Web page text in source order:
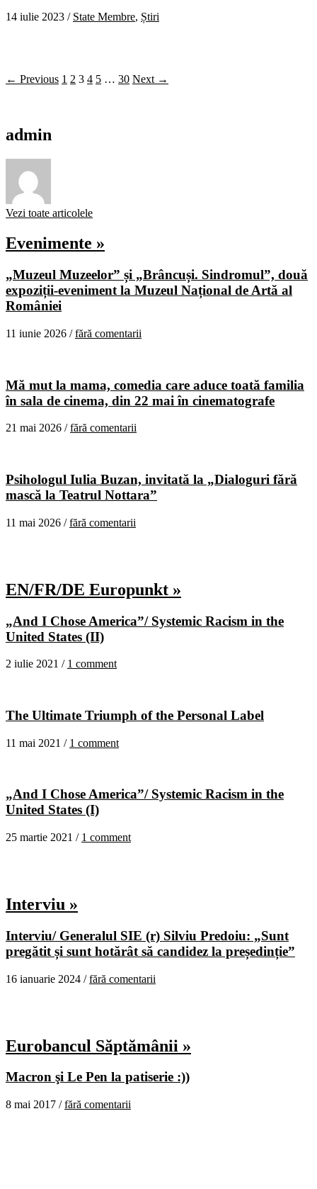
14 iulie 2023 / State Membre, Știri
← Previous 1 2 3 4 5 … 30 Next →
admin
Vezi toate articolele
Evenimente »
„Muzeul Muzeelor” și „Brâncuși. Sindromul”, două
expoziții-eveniment la Muzeul Național de Artă al
României
11 iunie 2026 /fără comentarii
Mă mut la mama, comedia care aduce toată familia
în sala de cinema, din 22 mai în cinematografe
21 mai 2026 /fără comentarii
Psihologul Iulia Buzan, invitată la „Dialoguri fără
mască la Teatrul Nottara”
11 mai 2026 /fără comentarii
EN/FR/DE Europunkt »
„And I Chose America”/ Systemic Racism in the
United States (II)
2 iulie 2021 / 1 comment
The Ultimate Triumph of the Personal Label
11 mai 2021 / 1 comment
„And I Chose America”/ Systemic Racism in the
United States (I)
25 martie 2021 / 1 comment
Interviu »
Interviu/ Generalul SIE (r) Silviu Predoiu: „Sunt
pregătit și sunt hotărât să candidez la președinție”
16 ianuarie 2024 /fără comentarii
Eurobancul Săptămânii »
Macron şi Le Pen la patiserie :))
8 mai 2017 /fără comentarii